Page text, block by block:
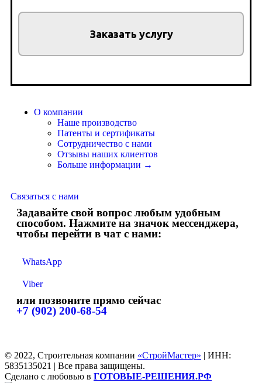
Заказать услугу
О компании
Наше производство
Патенты и сертификаты
Сотрудничество с нами
Отзывы наших клиентов
Больше информации →
Связаться с нами
Задавайте свой вопрос любым удобным
способом. Нажмите на значок мессенджера,
чтобы перейти в чат с нами:
WhatsApp
Viber
или позвоните прямо сейчас
+7 (902) 200-68-54
© 2022, Строительная компании «СтройМастер» | ИНН:
5835135021 | Все права защищены.
Сделано с любовью в ГОТОВЫЕ-РЕШЕНИЯ.РФ